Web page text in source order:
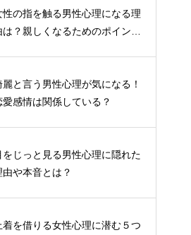
性の指を触る男性心理になる理
は？親しくなるためのポイント
麗と言う男性心理が気になる！
愛感情は関係している？
をじっと見る男性心理に隠れた
由や本音とは？
着を借りる女性心理に潜む５つ